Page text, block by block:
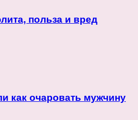
польза и вред
как очаровать мужчину